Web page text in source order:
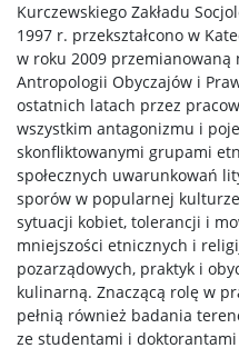
Biblioteka cyfrowa
Brulion ISNS
O Brulionie
Publikacje
Kronika
Kurczewskiego Zakładu
1997 r. przekształcono w
w roku 2009 przemianowaną
Antropologii Obyczajów i
ostatnich latach przez
wszystkim antagonizmu i
skonfliktowanymi grupami
społecznych uwarunkowań
sporów w popularnej
sytuacji kobiet, tolerancji i
mniejszości etnicznych i
pozarządowych, praktyk i
kulinarną. Znaczącą rolę w
pełnią również badania
ze studentami i